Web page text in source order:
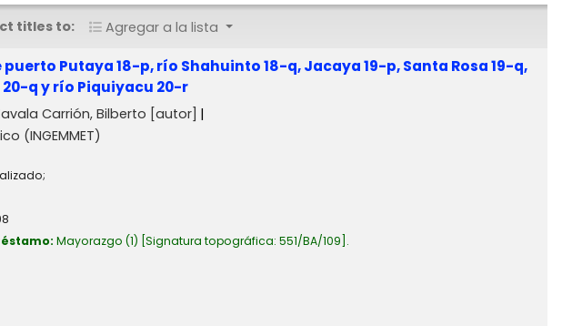
titles to: Agregar a la lista
Putaya 18-p, río Shahuinto 18-q, Jacaya 19-p, Santa Rosa 19-q,
20-q y río Piquiyacu 20-r
Carrión, Bilberto [autor]
(INGEMMET)
Mayorazgo (1) Signatura topográfica: 551/BA/109 .